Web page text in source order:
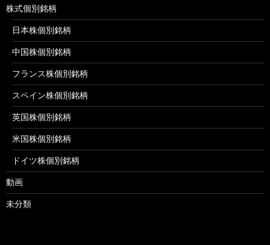
株式個別銘柄
日本株個別銘柄
中国株個別銘柄
フランス株個別銘柄
スペイン株個別銘柄
英国株個別銘柄
米国株個別銘柄
ドイツ株個別銘柄
動画
未分類